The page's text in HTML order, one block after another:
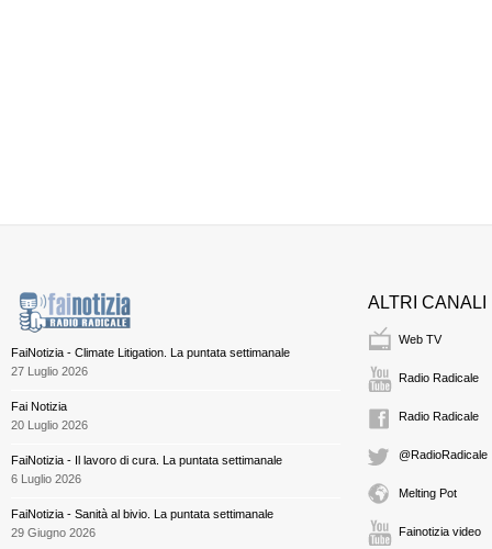
FaiNotizia - Climate Litigation. La puntata settimanale
27 Luglio 2026
Fai Notizia
20 Luglio 2026
FaiNotizia - Il lavoro di cura. La puntata settimanale
6 Luglio 2026
FaiNotizia - Sanità al bivio. La puntata settimanale
29 Giugno 2026
ALTRI CANALI
Web TV
Radio Radicale
Radio Radicale
@RadioRadicale
Melting Pot
Fainotizia video